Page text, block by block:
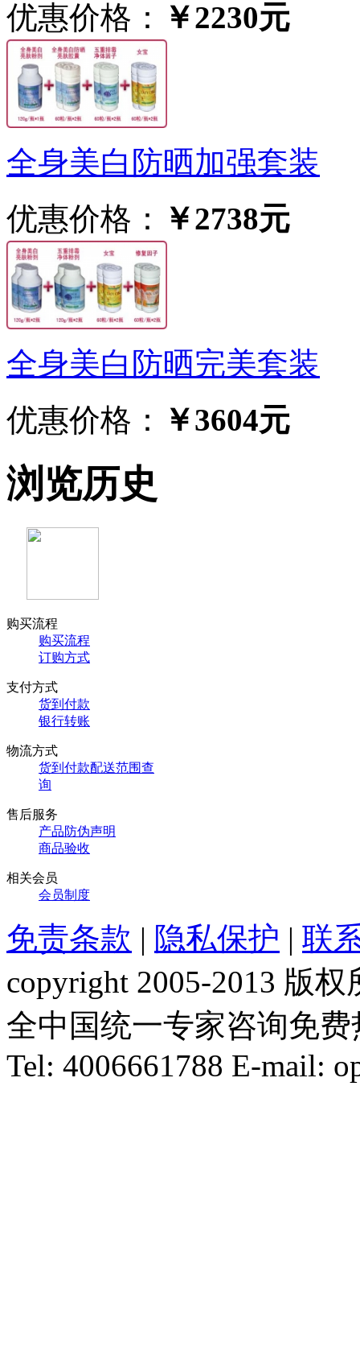
优惠价格： ￥2230元
全身美白防晒加强套装
优惠价格：
￥2738元
全身美白防晒完美套装
优惠价格：
￥3604元
浏览历史
购买流程
购买流程
订购方式
支付方式
货到付款
银行转账
物流方式
货到付款配送范围查
询
售后服务
产品防伪声明
商品验收
相关会员
会员制度
免责条款 | 隐私保护 | 联
copyright 2005-2013 版
全中国统一专家咨询免费
Tel: 4006661788 E-mail: